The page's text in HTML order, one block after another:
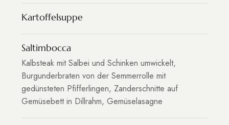
Kartoffelsuppe
Saltimbocca
Kalbsteak mit Salbei und Schinken umwickelt,
Burgunderbraten von der Semmerrolle mit
gedünsteten Pfifferlingen, Zanderschnitte auf
Gemüsebett in Dillrahm, Gemüselasagne